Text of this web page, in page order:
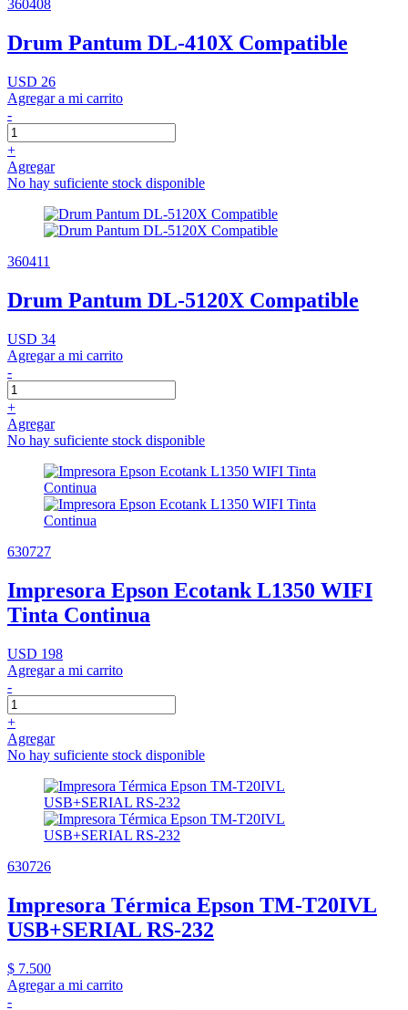
360408
Drum Pantum DL-410X Compatible
USD 26
Agregar a mi carrito
-
+
Agregar
No hay suficiente stock disponible
360411
Drum Pantum DL-5120X Compatible
USD 34
Agregar a mi carrito
-
+
Agregar
No hay suficiente stock disponible
630727
Impresora Epson Ecotank L1350 WIFI
Tinta Continua
USD 198
Agregar a mi carrito
-
+
Agregar
No hay suficiente stock disponible
630726
Impresora Térmica Epson TM-T20IVL
USB+SERIAL RS-232
$ 7.500
Agregar a mi carrito
-